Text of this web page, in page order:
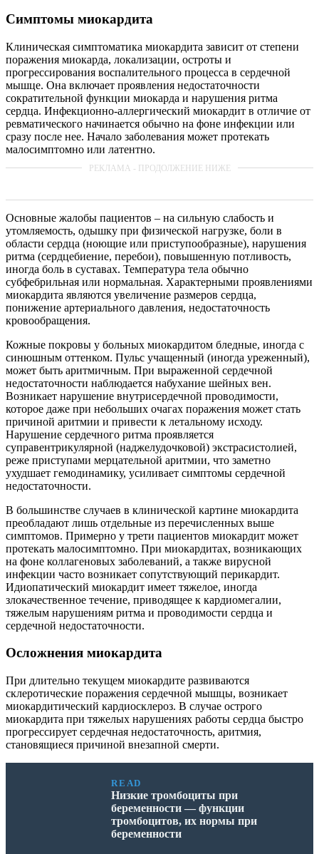
Симптомы миокардита
Клиническая симптоматика миокардита зависит от степени
поражения миокарда, локализации, остроты и
прогрессирования воспалительного процесса в сердечной
мышце. Она включает проявления недостаточности
сократительной функции миокарда и нарушения ритма
сердца. Инфекционно-аллергический миокардит в отличие от
ревматического начинается обычно на фоне инфекции или
сразу после нее. Начало заболевания может протекать
малосимптомно или латентно.
Основные жалобы пациентов – на сильную слабость и
утомляемость, одышку при физической нагрузке, боли в
области сердца (ноющие или приступообразные), нарушения
ритма (сердцебиение, перебои), повышенную потливость,
иногда боль в суставах. Температура тела обычно
субфебрильная или нормальная. Характерными проявлениями
миокардита являются увеличение размеров сердца,
понижение артериального давления, недостаточность
кровообращения.
Кожные покровы у больных миокардитом бледные, иногда с
синюшным оттенком. Пульс учащенный (иногда уреженный),
может быть аритмичным. При выраженной сердечной
недостаточности наблюдается набухание шейных вен.
Возникает нарушение внутрисердечной проводимости,
которое даже при небольших очагах поражения может стать
причиной аритмии и привести к летальному исходу.
Нарушение сердечного ритма проявляется
суправентрикулярной (наджелудочковой) экстрасистолией,
реже приступами мерцательной аритмии, что заметно
ухудшает гемодинамику, усиливает симптомы сердечной
недостаточности.
В большинстве случаев в клинической картине миокардита
преобладают лишь отдельные из перечисленных выше
симптомов. Примерно у трети пациентов миокардит может
протекать малосимптомно. При миокардитах, возникающих
на фоне коллагеновых заболеваний, а также вирусной
инфекции часто возникает сопутствующий перикардит.
Идиопатический миокардит имеет тяжелое, иногда
злокачественное течение, приводящее к кардиомегалии,
тяжелым нарушениям ритма и проводимости сердца и
сердечной недостаточности.
Осложнения миокардита
При длительно текущем миокардите развиваются
склеротические поражения сердечной мышцы, возникает
миокардитический кардиосклероз. В случае острого
миокардита при тяжелых нарушениях работы сердца быстро
прогрессирует сердечная недостаточность, аритмия,
становящиеся причиной внезапной смерти.
READ
Низкие тромбоциты при
беременности — функции
тромбоцитов, их нормы при
беременности